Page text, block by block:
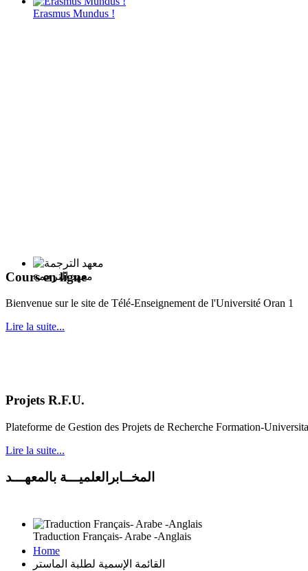
Erasmus Mundus !
معهد الترجمة
Traduction Français- Arabe -Anglais
Cours en ligne
Bienvenue sur le site de Télé-Enseignement de l'Université Oran 1
Lire la suite...
Projets R.F.U.
Plateforme de Gestion des Projets de Recherche Formation-
Lire la suite...
المخــابرالعلميـــة بالمعهـــد
Home
القائمة الإسمية لطلبة الماستر